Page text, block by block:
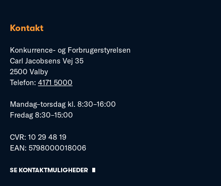
Kontakt
Konkurrence- og Forbrugerstyrelsen
Carl Jacobsens Vej 35
2500 Valby
Telefon: 4171 5000
Mandag–torsdag kl. 8:30–16:00
Fredag 8:30–15:00
CVR: 10 29 48 19
EAN: 5798000018006
SE KONTAKTMULIGHEDER